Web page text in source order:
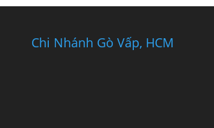
Chi Nhánh Gò Vấp, HCM